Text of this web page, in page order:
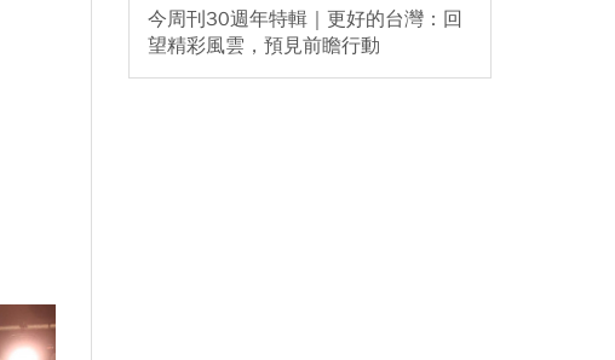
今周刊30週年特輯｜更好的台灣：回
望精彩風雲，預見前瞻行動